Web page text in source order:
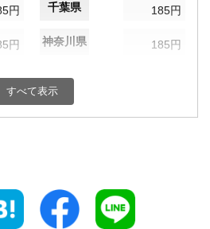
円 千葉県 185円
円 神奈川県 185円
円 富山県
円 三重県
すべて表示